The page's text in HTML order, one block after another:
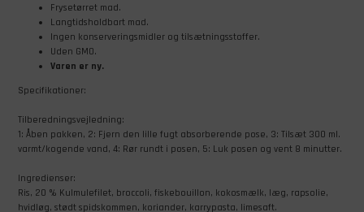
Frysetørret mad.
Langtidsholdbart mad.
Ingen konserveringsmidler og tilsætningsstoffer.
Uden GMO.
Varen er ny.
Specifikationer:
Tilberedningsvejledning:
1: Åben pakken, 2: Fjern den lille fugt absorberende pose, 3: Tilsæt 300 ml.
varmt/kogende vand, 4: Rør rundt i posen, 5: Luk posen og vent 8 minutter.
Ingredienser:
Ris, 20 % Kulmulefilet, broccoli, fiskebouillon, kokosmælk, læg, rapsolie,
hvidløg, stødt spidskommen, koriander, karrypasta, limesaft.